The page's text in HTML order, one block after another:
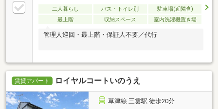
二人暮らし バス・トイレ別
駐車場(近隣含)
最上階
収納スペース 室内洗濯機置き場
管理人巡回・最上階・保証人不要／代行
賃貸アパート ロイヤルコートいのうえ
草津線 三雲駅 徒歩20分